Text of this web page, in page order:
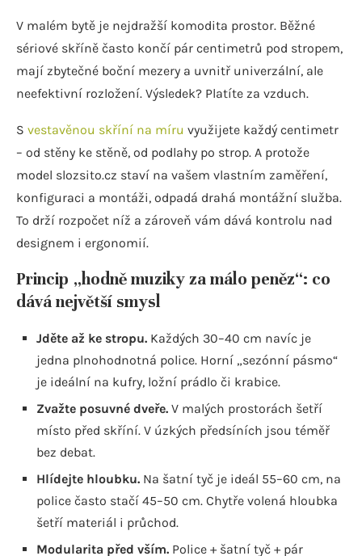
V malém bytě je nejdražší komodita prostor. Běžné
sériové skříně často končí pár centimetrů pod stropem,
mají zbytečné boční mezery a uvnitř univerzální, ale
neefektivní rozložení. Výsledek? Platíte za vzduch.
S vestavěnou skříní na míru využijete každý centimetr
– od stěny ke stěně, od podlahy po strop. A protože
model slozsito.cz staví na vašem vlastním zaměření,
konfiguraci a montáži, odpadá drahá montážní služba.
To drží rozpočet níž a zároveň vám dává kontrolu nad
designem i ergonomií.
Princip „hodně muziky za málo peněz“: co
dává největší smysl
Jděte až ke stropu. Každých 30–40 cm navíc je
jedna plnohodnotná police. Horní „sezónní pásmo“
je ideální na kufry, ložní prádlo či krabice.
Zvažte posuvné dveře. V malých prostorách šetří
místo před skříní. V úzkých předsíních jsou téměř
bez debat.
Hlídejte hloubku. Na šatní tyč je ideál 55–60 cm, na
police často stačí 45–50 cm. Chytře volená hloubka
šetří materiál i průchod.
Modularita před vším. Police + šatní tyč + pár